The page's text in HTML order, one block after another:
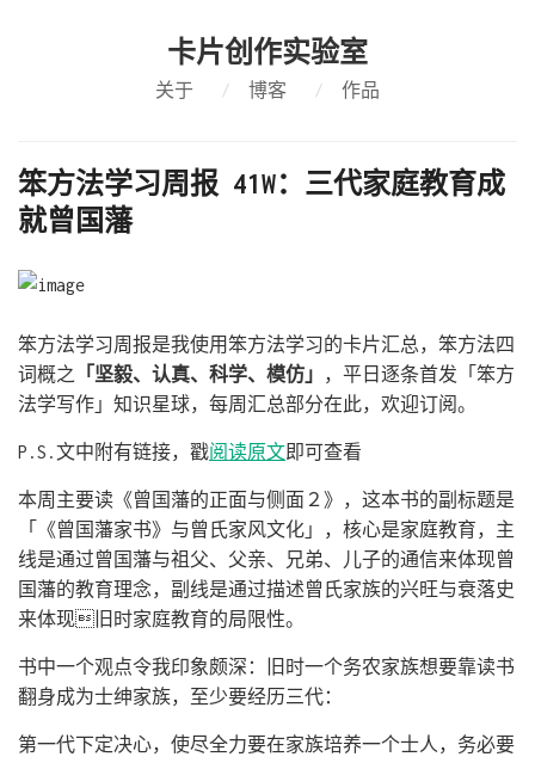
卡片创作实验室
关于 / 博客 / 作品
笨方法学习周报 41W：三代家庭教育成
就曾国藩
笨方法学习周报是我使用笨方法学习的卡片汇总，笨方法四
词概之
「坚毅、认真、科学、模仿」
，平日逐条首发「笨方
法学写作」知识星球，每周汇总部分在此，欢迎订阅。
P.S.文中附有链接，戳阅读原文即可查看
本周主要读《曾国藩的正面与侧面２》，这本书的副标题是
「《曾国藩家书》与曾氏家风文化」，核心是家庭教育，主
线是通过曾国藩与祖父、父亲、兄弟、儿子的通信来体现曾
国藩的教育理念，副线是通过描述曾氏家族的兴旺与衰落史
来体现旧时家庭教育的局限性。
书中一个观点令我印象颇深：旧时一个务农家族想要靠读书
翻身成为士绅家族，至少要经历三代：
第一代下定决心，使尽全力要在家族培养一个士人，务必要